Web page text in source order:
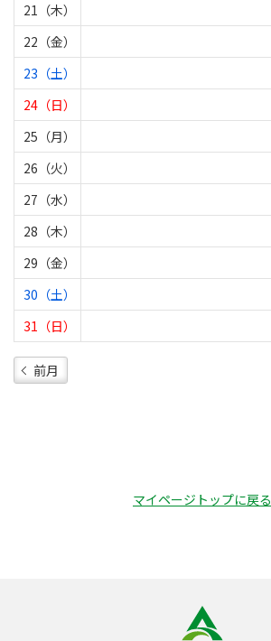
21（木）
22（金）
23（土）
24（日）
25（月）
26（火）
27（水）
28（木）
29（金）
30（土）
31（日）
前月
マイページトップに戻る